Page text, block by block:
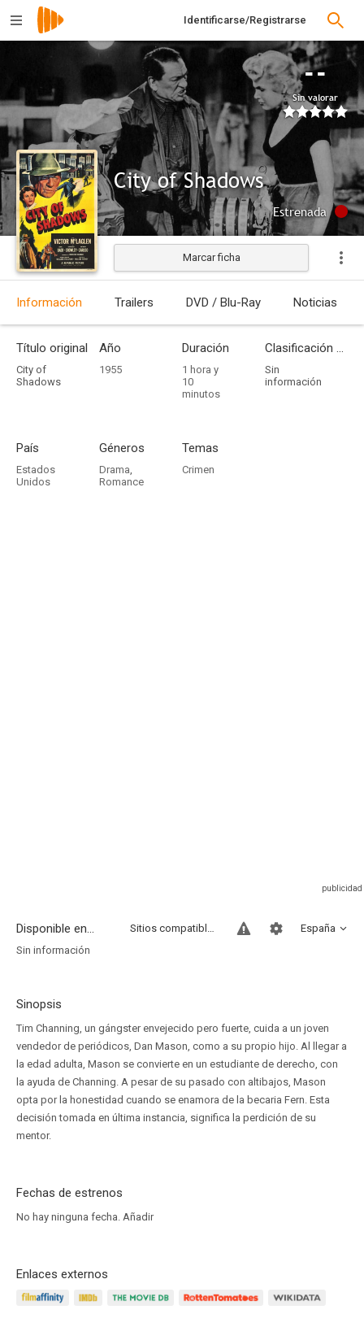
Identificarse/Registrarse
--
Sin valorar
City of Shadows
Estrenada
Marcar ficha
Información Trailers DVD / Blu-Ray Noticias
Título original
City of
Shadows
Año
1955
Duración
1 hora y
10
minutos
Clasificación por edades
Sin
información
País
Estados
Unidos
Géneros
Drama,
Romance
Temas
Crimen
Disponible en... España
Sitios compatibles
Sin información
Sinopsis
Tim Channing, un gángster envejecido pero fuerte, cuida a un joven
vendedor de periódicos, Dan Mason, como a su propio hijo. Al llegar a
la edad adulta, Mason se convierte en un estudiante de derecho, con
la ayuda de Channing. A pesar de su pasado con altibajos, Mason
opta por la honestidad cuando se enamora de la becaria Fern. Esta
decisión tomada en última instancia, significa la perdición de su
mentor.
Fechas de estrenos
No hay ninguna fecha. Añadir
Enlaces externos